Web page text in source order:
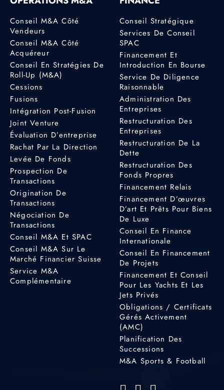
Conseil M&A Côté
Vendeurs
Conseil M&A Côté
Acquéreur
Conseil En Stratégies De
Roll-Up (M&A)
Cessions
Fusions
Intégration Post-Fusion
Joint Venture
Évaluation D’entreprise
Rachat Par La Direction
Levée De Fonds
Prospection De
Transactions
Origination De
Transactions
Négociation De
Transactions
Conseil M&A Et SPAC
Conseil M&A Sur Le
Marché Financier Suisse
Service M&A
Complémentaire
Conseil Stratégique
Services De Conseil
SPAC
Financement Et
Introduction En Bourse
Service De Diligence
Raisonnable
Administration Des
Entreprises
Restructuration Des
Entreprises
Restructuration De La
Dette
Restructuration Des
Fonds Propres
Financement Relais
Financement D’œuvres
D’art Et Prêts Pour Biens
De Luxe
Conseil En Finance
Internationale
Conseil En Financement
De Projets
Financement Et Conseil
Pour Les Yachts Et Les
Jets Privés
Obligations / Certificats
Gérés Activement
(AMC)
Planification Des
Successions
M&A Sports & Football